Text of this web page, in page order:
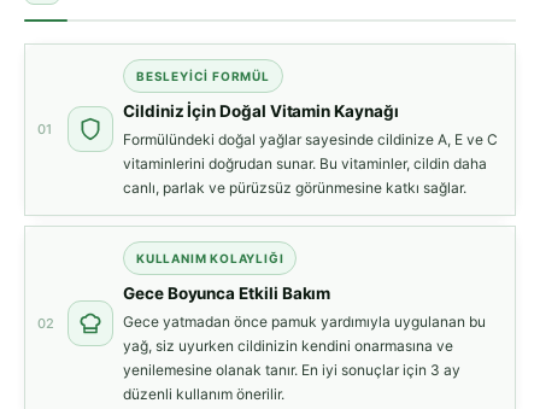
01
BESLEYICI FORMÜL
Cildiniz İçin Doğal Vitamin Kaynağı
Formülündeki doğal yağlar sayesinde cildinize A, E ve C
vitaminlerini doğrudan sunar. Bu vitaminler, cildin daha
canlı, parlak ve pürüzsüz görünmesine katkı sağlar.
02
KULLANIM KOLAYLIĞI
Gece Boyunca Etkili Bakım
Gece yatmadan önce pamuk yardımıyla uygulanan bu
yağ, siz uyurken cildinizin kendini onarmasına ve
yenilemesine olanak tanır. En iyi sonuçlar için 3 ay
düzenli kullanım önerilir.